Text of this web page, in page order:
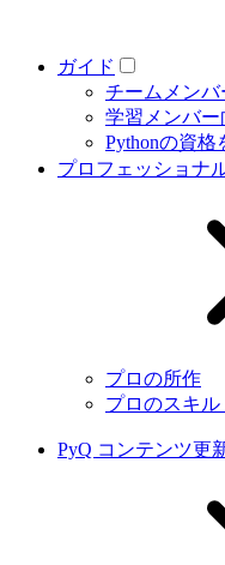
ガイド
チームメン
学習メンバー
Pythonの資
プロフェッショナ
プロの所作
プロのスキル
PyQ コンテンツ更